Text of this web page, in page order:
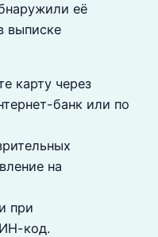
её
выписке
карту через
банк или по
на
при
код.